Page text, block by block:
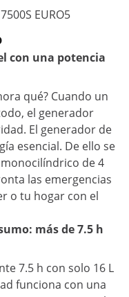
EURO5
con una potencia
qué? Cuando un
el generador
El generador de
esencial. De ello se
de 4
las emergencias
o tu hogar con el
más de 7.5 h
7.5 h con solo 16 L
funciona con una